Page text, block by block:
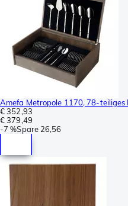
Amefa Metropole 1170, 78-teiliges
€ 352,93
€ 379,49
-7 %Spare 26,56